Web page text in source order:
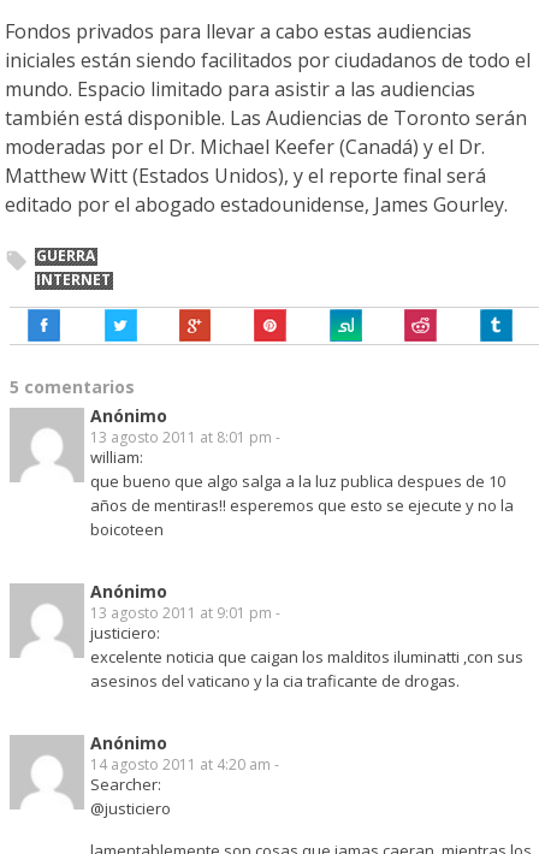
Fondos privados para llevar a cabo estas audiencias
iniciales están siendo facilitados por ciudadanos de todo el
mundo. Espacio limitado para asistir a las audiencias
también está disponible. Las Audiencias de Toronto serán
moderadas por el Dr. Michael Keefer (Canadá) y el Dr.
Matthew Witt (Estados Unidos), y el reporte final será
editado por el abogado estadounidense, James Gourley.
GUERRA
INTERNET
5 comentarios
Anónimo
13 agosto 2011 at 8:01 pm -
william:
que bueno que algo salga a la luz publica despues de 10
años de mentiras!! esperemos que esto se ejecute y no la
boicoteen
Anónimo
13 agosto 2011 at 9:01 pm -
justiciero:
excelente noticia que caigan los malditos iluminatti ,con sus
asesinos del vaticano y la cia traficante de drogas.
Anónimo
14 agosto 2011 at 4:20 am -
Searcher:
@justiciero